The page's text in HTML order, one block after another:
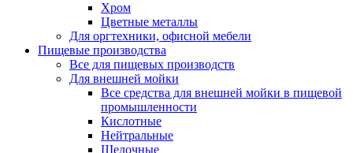
Хром
Цветные металлы
Для оргтехники, офисной мебели
Пищевые производства
Все для пищевых производств
Для внешней мойки
Все средства для внешней мойки в пищевой
промышленности
Кислотные
Нейтральные
Щелочные